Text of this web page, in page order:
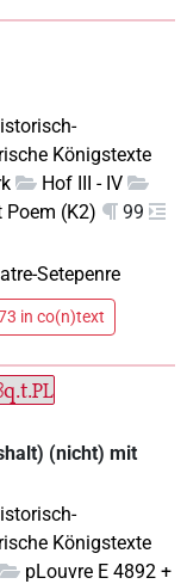
Königstexte
Hof III - IV
Poem (K2)
99
Setepenre
in co(n)text
PL
(nicht) mit
Königstexte
pLouvre E 4892 +